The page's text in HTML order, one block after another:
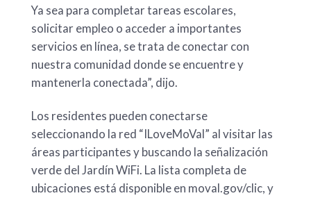
Ya sea para completar tareas escolares,
solicitar empleo o acceder a importantes
servicios en línea, se trata de conectar con
nuestra comunidad donde se encuentre y
mantenerla conectada”, dijo.
Los residentes pueden conectarse
seleccionando la red “ILoveMoVal” al visitar las
áreas participantes y buscando la señalización
verde del Jardín WiFi. La lista completa de
ubicaciones está disponible en moval.gov/clic, y